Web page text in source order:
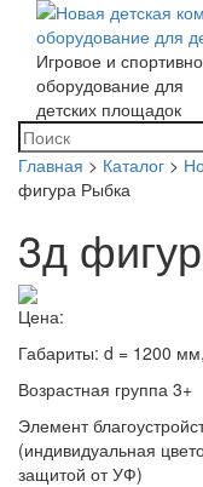
Игровое и
оборудование для
детских площадок
Главная > Каталог >
фигура Рыбка
3д
Цена:
Габариты: d = 1200
Возрастная группа 3+
Элемент
(индивидуальная
защитой от УФ)